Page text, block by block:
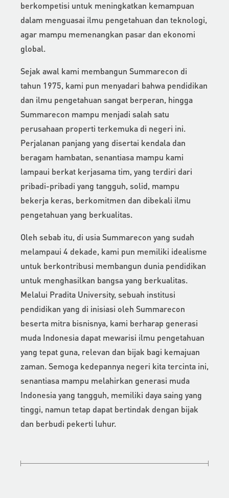
berkompetisi untuk meningkatkan kemampuan
dalam menguasai ilmu pengetahuan dan teknologi,
agar mampu memenangkan pasar dan ekonomi
global.
Sejak awal kami membangun Summarecon di
tahun 1975, kami pun menyadari bahwa pendidikan
dan ilmu pengetahuan sangat berperan, hingga
Summarecon mampu menjadi salah satu
perusahaan properti terkemuka di negeri ini.
Perjalanan panjang yang disertai kendala dan
beragam hambatan, senantiasa mampu kami
lampaui berkat kerjasama tim, yang terdiri dari
pribadi-pribadi yang tangguh, solid, mampu
bekerja keras, berkomitmen dan dibekali ilmu
pengetahuan yang berkualitas.
Oleh sebab itu, di usia Summarecon yang sudah
melampaui 4 dekade, kami pun memiliki idealisme
untuk berkontribusi membangun dunia pendidikan
untuk menghasilkan bangsa yang berkualitas.
Melalui Pradita University, sebuah institusi
pendidikan yang di inisiasi oleh Summarecon
beserta mitra bisnisnya, kami berharap generasi
muda Indonesia dapat mewarisi ilmu pengetahuan
yang tepat guna, relevan dan bijak bagi kemajuan
zaman. Semoga kedepannya negeri kita tercinta ini,
senantiasa mampu melahirkan generasi muda
Indonesia yang tangguh, memiliki daya saing yang
tinggi, namun tetap dapat bertindak dengan bijak
dan berbudi pekerti luhur.